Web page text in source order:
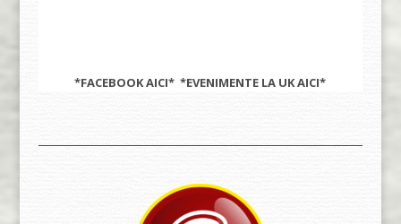
*FACEBOOKAICI* *EVENIMENTE LA UKAICI*